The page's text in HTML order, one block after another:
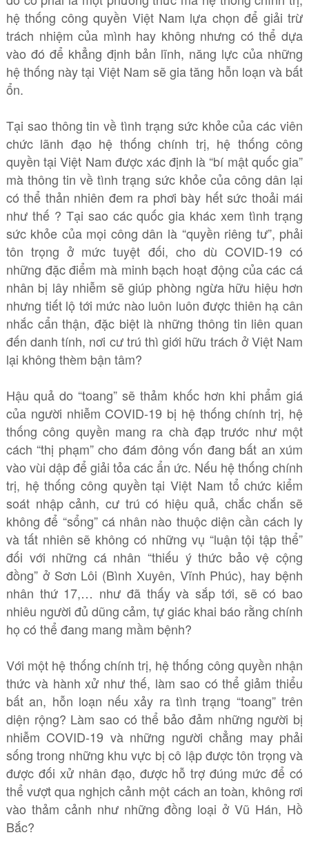
hệ thống công quyền Việt Nam lựa chọn để giải trừ
trách nhiệm của mình hay không nhưng có thể dựa
vào đó để khẳng định bản lĩnh, năng lực của những
hệ thống này tại Việt Nam sẽ gia tăng hỗn loạn và bất
ổn.
Tại sao thông tin về tình trạng sức khỏe của các viên
chức lãnh đạo hệ thống chính trị, hệ thống công
quyền tại Việt Nam được xác định là “bí mật quốc gia”
mà thông tin về tình trạng sức khỏe của công dân lại
có thể thản nhiên đem ra phơi bày hết sức thoải mái
như thế ? Tại sao các quốc gia khác xem tình trạng
sức khỏe của mọi công dân là “quyền riêng tư”, phải
tôn trọng ở mức tuyệt đối, cho dù COVID-19 có
những đặc điểm mà minh bạch hoạt động của các cá
nhân bị lây nhiễm sẽ giúp phòng ngừa hữu hiệu hơn
nhưng tiết lộ tới mức nào luôn luôn được thiên hạ cân
nhắc cẩn thận, đặc biệt là những thông tin liên quan
đến danh tính, nơi cư trú thì giới hữu trách ở Việt Nam
lại không thèm bận tâm?
Hậu quả do “toang” sẽ thảm khốc hơn khi phẩm giá
của người nhiễm COVID-19 bị hệ thống chính trị, hệ
thống công quyền mang ra chà đạp trước như một
cách “thị phạm” cho đám đông vốn đang bất an xúm
vào vùi dập để giải tỏa các ẩn ức. Nếu hệ thống chính
trị, hệ thống công quyền tại Việt Nam tổ chức kiểm
soát nhập cảnh, cư trú có hiệu quả, chắc chắn sẽ
không để “sổng” cá nhân nào thuộc diện cần cách ly
và tất nhiên sẽ không có những vụ “luận tội tập thể”
đối với những cá nhân “thiếu ý thức bảo vệ cộng
đồng” ở Sơn Lôi (Bình Xuyên, Vĩnh Phúc), hay bệnh
nhân thứ 17,… như đã thấy và sắp tới, sẽ có bao
nhiêu người đủ dũng cảm, tự giác khai báo rằng chính
họ có thể đang mang mầm bệnh?
Với một hệ thống chính trị, hệ thống công quyền nhận
thức và hành xử như thế, làm sao có thể giảm thiểu
bất an, hỗn loạn nếu xảy ra tình trạng “toang” trên
diện rộng? Làm sao có thể bảo đảm những người bị
nhiễm COVID-19 và những người chẳng may phải
sống trong những khu vực bị cô lập được tôn trọng và
được đối xử nhân đạo, được hỗ trợ đúng mức để có
thể vượt qua nghịch cảnh một cách an toàn, không rơi
vào thảm cảnh như những đồng loại ở Vũ Hán, Hồ
Bắc?